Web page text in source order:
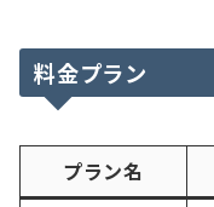
料金プラン
プラン名